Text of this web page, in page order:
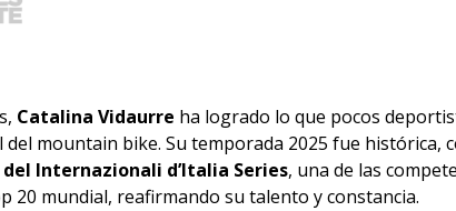
Catalina Vidaurre ha logrado lo que pocos
mountain bike. Su temporada 2025 fue histórica,
Internazionali d’Italia Series, una de las
20 mundial, reafirmando su talento y constancia.